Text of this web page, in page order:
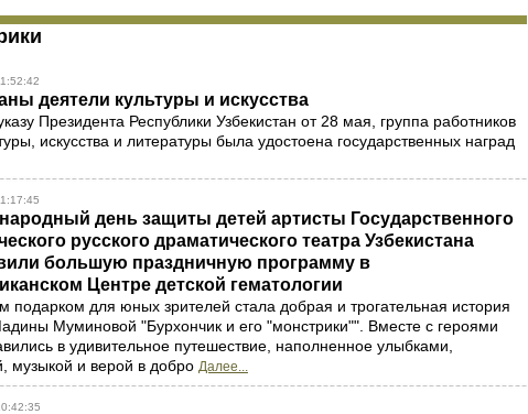
деятели культуры и искусства
Президента Республики Узбекистан от 28 мая, группа работников
искусства и литературы была удостоена государственных наград
день защиты детей артисты Государственного
русского драматического театра Узбекистана
большую праздничную программу в
Центре детской гематологии
подарком для юных зрителей стала добрая и трогательная история
Муминовой "Бурхончик и его "монстрики"". Вместе с героями
в удивительное путешествие, наполненное улыбками,
музыкой и верой в добро Далее...